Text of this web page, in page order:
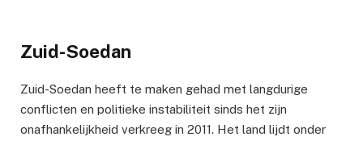
Zuid-Soedan
Zuid-Soedan heeft te maken gehad met langdurige
conflicten en politieke instabiliteit sinds het zijn
onafhankelijkheid verkreeg in 2011. Het land lijdt onder